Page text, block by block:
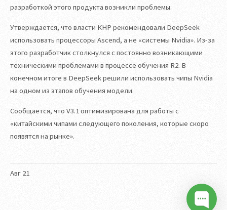
Авг 21
разработкой этого продукта возникли проблемы.
Утверждается, что власти КНР рекомендовали DeepSeek
использовать процессоры Ascend, а не «системы Nvidia». Из-за
этого разработчик столкнулся с постоянно возникающими
техническими проблемами в процессе обучения R2. В
конечном итоге в DeepSeek решили использовать чипы Nvidia
на одном из этапов обучения модели.
Сообщается, что V3.1 оптимизирована для работы с
«китайскими чипами следующего поколения, которые скоро
появятся на рынке».